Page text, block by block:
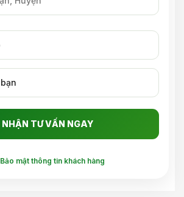
Bảo mật thông tin khách hàng